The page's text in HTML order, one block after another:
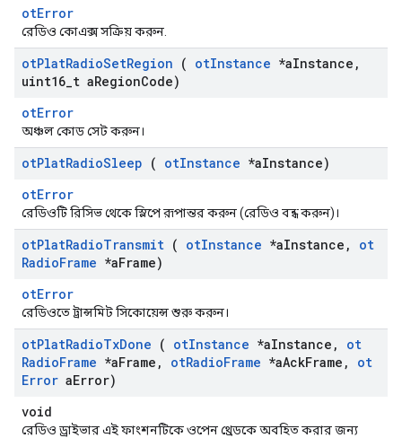
otError
রেডিও কোএক্স সক্রিয় করুন.
otPlatRadioSetRegion ( otInstance *aInstance ,
uint16 t aRegionCode)
otError
অঞ্চল কোড সেট করুন।
otPlatRadioSleep ( otInstance *aInstance)
otError
রেডিওটি রিসিভ থেকে স্লিপে রূপান্তর করুন (রেডিও বন্ধ করুন)।
otPlatRadioTransmit ( otInstance *aInstance ,
ot
RadioFrame *aFrame)
otError
রেডিওতে ট্রান্সমিট সিকোয়েন্স শুরু করুন।
otPlatRadioTxDone ( otInstance *aInstance ,
ot
RadioFrame *aFrame , otRadioFrame *aAckFrame ,
ot
Error aError)
void
রেডিও ড্রাইভার এই ফাংশনটিকে ওপেন থ্রেডকে অবহিত করার জন্য